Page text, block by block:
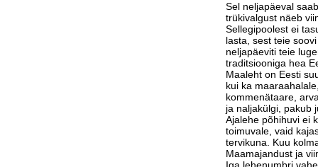
Sel neljapäeval
trükivalgust näeb
Sellegipoolest ei
lasta, sest teie
neljapäeviti teie
traditsiooniga hea
Maaleht on Eesti
kui ka
kommenätaare,
ja naljakülgi, pakub
Ajalehe põhihuvi ei
toimuvale, vaid
tervikuna. Kuu
Maamajandust ja